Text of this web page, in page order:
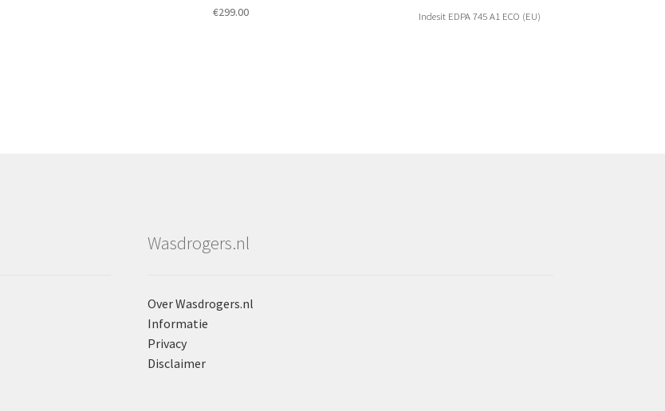
€299.00 Indesit EDPA 745 A1 ECO (EU)
Wasdrogers.nl
Over Wasdrogers.nl
Informatie
Privacy
Disclaimer